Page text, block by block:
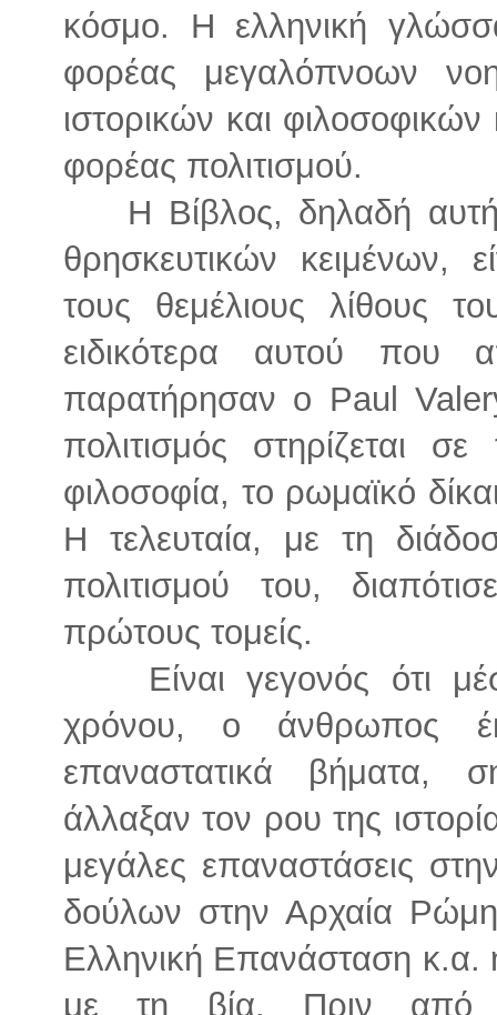
κόσμο. Η ελληνική
φορέας μεγαλόπνοων
ιστορικών και φιλοσοφικών
φορέας πολιτισμού.
Η Βίβλος, δηλαδή
θρησκευτικών κειμένων,
τους θεμέλιους λίθους
ειδικότερα αυτού που
παρατήρησαν ο Paul
πολιτισμός στηρίζεται
φιλοσοφία, το ρωμαϊκό
Η τελευταία, με τη
πολιτισμού του,
πρώτους τομείς.
Είναι γεγονός ότι
χρόνου, ο άνθρωπος
επαναστατικά βήματα,
άλλαξαν τον ρου της
μεγάλες επαναστάσεις
δούλων στην Αρχαία
Ελληνική Επανάσταση κ.α.
με τη βία. Πριν από